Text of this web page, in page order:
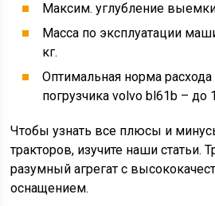
Максим. углубление
Масса по эксплуатации
кг.
Оптимальная норма
погрузчика volvo bl61b – до
Чтобы узнать все плюсы и
тракторов, изучите наши статьи.
разумный агрегат с
оснащением.